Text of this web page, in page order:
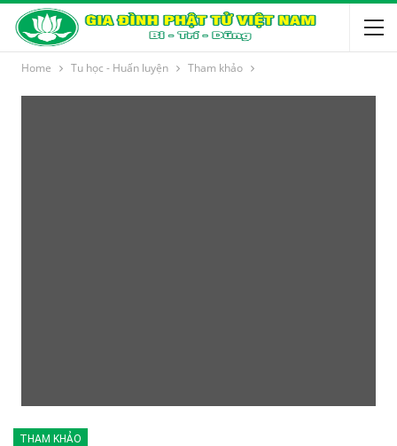
Home Tu học - Huấn luyện Tham khảo
THAM KHẢO